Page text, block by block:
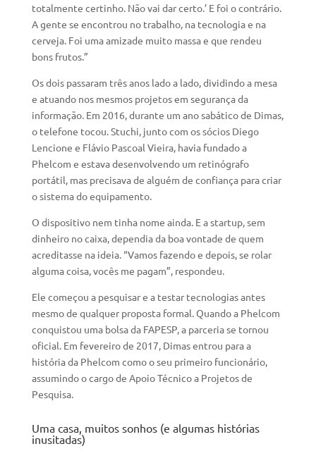
totalmente certinho. Não vai dar certo.’ E foi o contrário.
A gente se encontrou no trabalho, na tecnologia e na
cerveja. Foi uma amizade muito massa e que rendeu
bons frutos.”
Os dois passaram três anos lado a lado, dividindo a mesa
e atuando nos mesmos projetos em segurança da
informação. Em 2016, durante um ano sabático de Dimas,
o telefone tocou. Stuchi, junto com os sócios Diego
Lencione e Flávio Pascoal Vieira, havia fundado a
Phelcom e estava desenvolvendo um retinógrafo
portátil, mas precisava de alguém de confiança para criar
o sistema do equipamento.
O dispositivo nem tinha nome ainda. E a startup, sem
dinheiro no caixa, dependia da boa vontade de quem
acreditasse na ideia. “Vamos fazendo e depois, se rolar
alguma coisa, vocês me pagam”, respondeu.
Ele começou a pesquisar e a testar tecnologias antes
mesmo de qualquer proposta formal. Quando a Phelcom
conquistou uma bolsa da FAPESP, a parceria se tornou
oficial. Em fevereiro de 2017, Dimas entrou para a
história da Phelcom como o seu primeiro funcionário,
assumindo o cargo de Apoio Técnico a Projetos de
Pesquisa.
Uma casa, muitos sonhos (e algumas histórias
inusitadas)